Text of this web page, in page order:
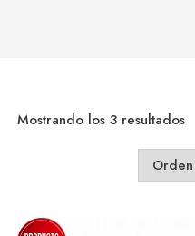
Mostrando los 3 resultados